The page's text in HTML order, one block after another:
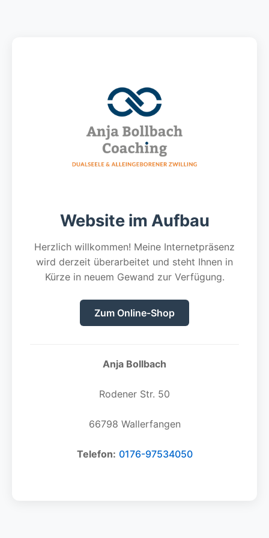
Website im Aufbau
Herzlich willkommen! Meine Internetpräsenz
wird derzeit überarbeitet und steht Ihnen in
Kürze in neuem Gewand zur Verfügung.
Zum Online-Shop
Anja Bollbach
Rodener Str. 50
66798 Wallerfangen
Telefon: 0176-97534050